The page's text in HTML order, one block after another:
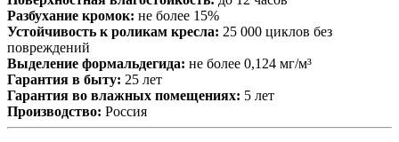
Разбухание кромок: не более 15%
Устойчивость к роликам кресла: 25 000 циклов без
повреждений
Выделение формальдегида: не более 0,124 мг/м³
Гарантия в быту: 25 лет
Гарантия во влажных помещениях: 5 лет
Производство: Россия